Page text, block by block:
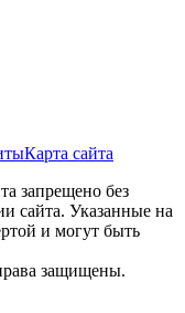
Карта сайта
запрещено без
сайта. Указанные на
и могут быть
защищены.